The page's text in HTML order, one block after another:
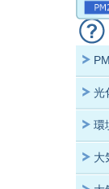
光
環
大